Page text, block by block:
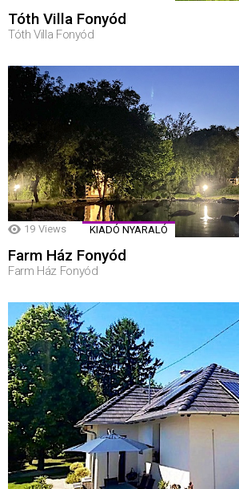
Tóth Villa Fonyód
Tóth Villa Fonyód
19 Views KIADÓ NYARALÓ
Farm Ház Fonyód
Farm Ház Fonyód